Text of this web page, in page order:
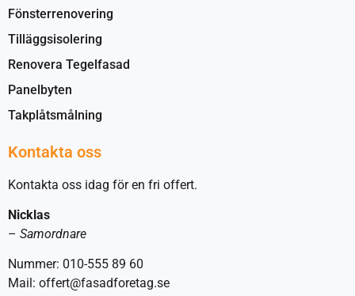
Fönsterrenovering
Tilläggsisolering
Renovera Tegelfasad
Panelbyten
Takplåtsmålning
Kontakta oss
Kontakta oss idag för en fri offert.
Nicklas
– Samordnare
Nummer: 010-555 89 60
Mail: offert@fasadforetag.se